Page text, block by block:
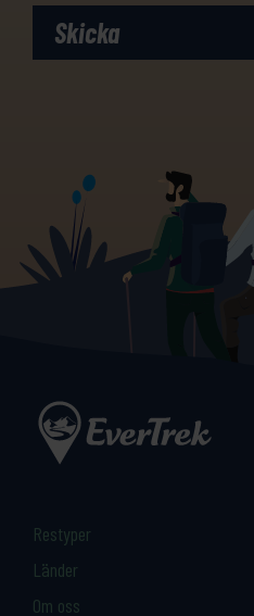
Restyper
Länder
Om oss